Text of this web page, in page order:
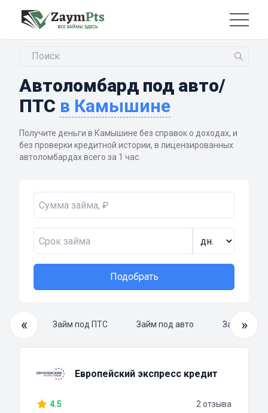
Автоломбард под авто/
ПТС
в Камышине
Получите деньги в Камышине без справок о доходах, и
без проверки кредитной истории, в лицензированных
автоломбардах всего за 1 час.
Подобрать
«
займ Займ под ПТС Займ под авто Займ»
Европейский экспресс кредит
4.5 2 отзыва